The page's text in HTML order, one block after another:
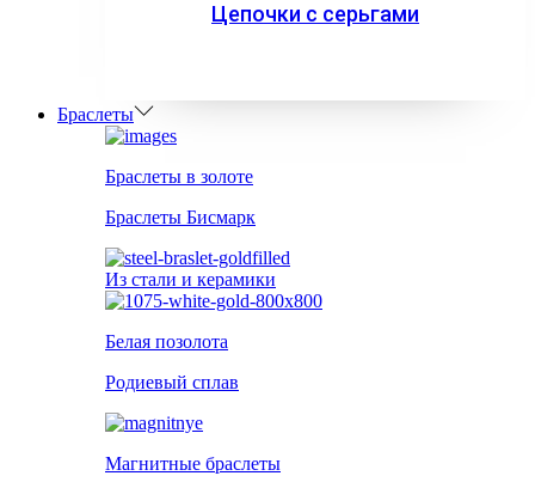
Цепочки с серьгами
Браслеты
Браслеты в золоте
Браслеты Бисмарк
Из стали и керамики
Белая позолота
Родиевый сплав
Магнитные браслеты